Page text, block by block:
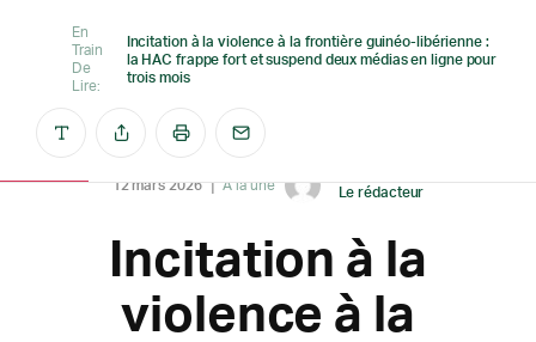
En
Train
De
Lire:
Incitation à la violence à la frontière guinéo-libérienne :
la HAC frappe fort et suspend deux médias en ligne pour
trois mois
12 mars 2026 A la une
Le rédacteur
Incitation à la
violence à la